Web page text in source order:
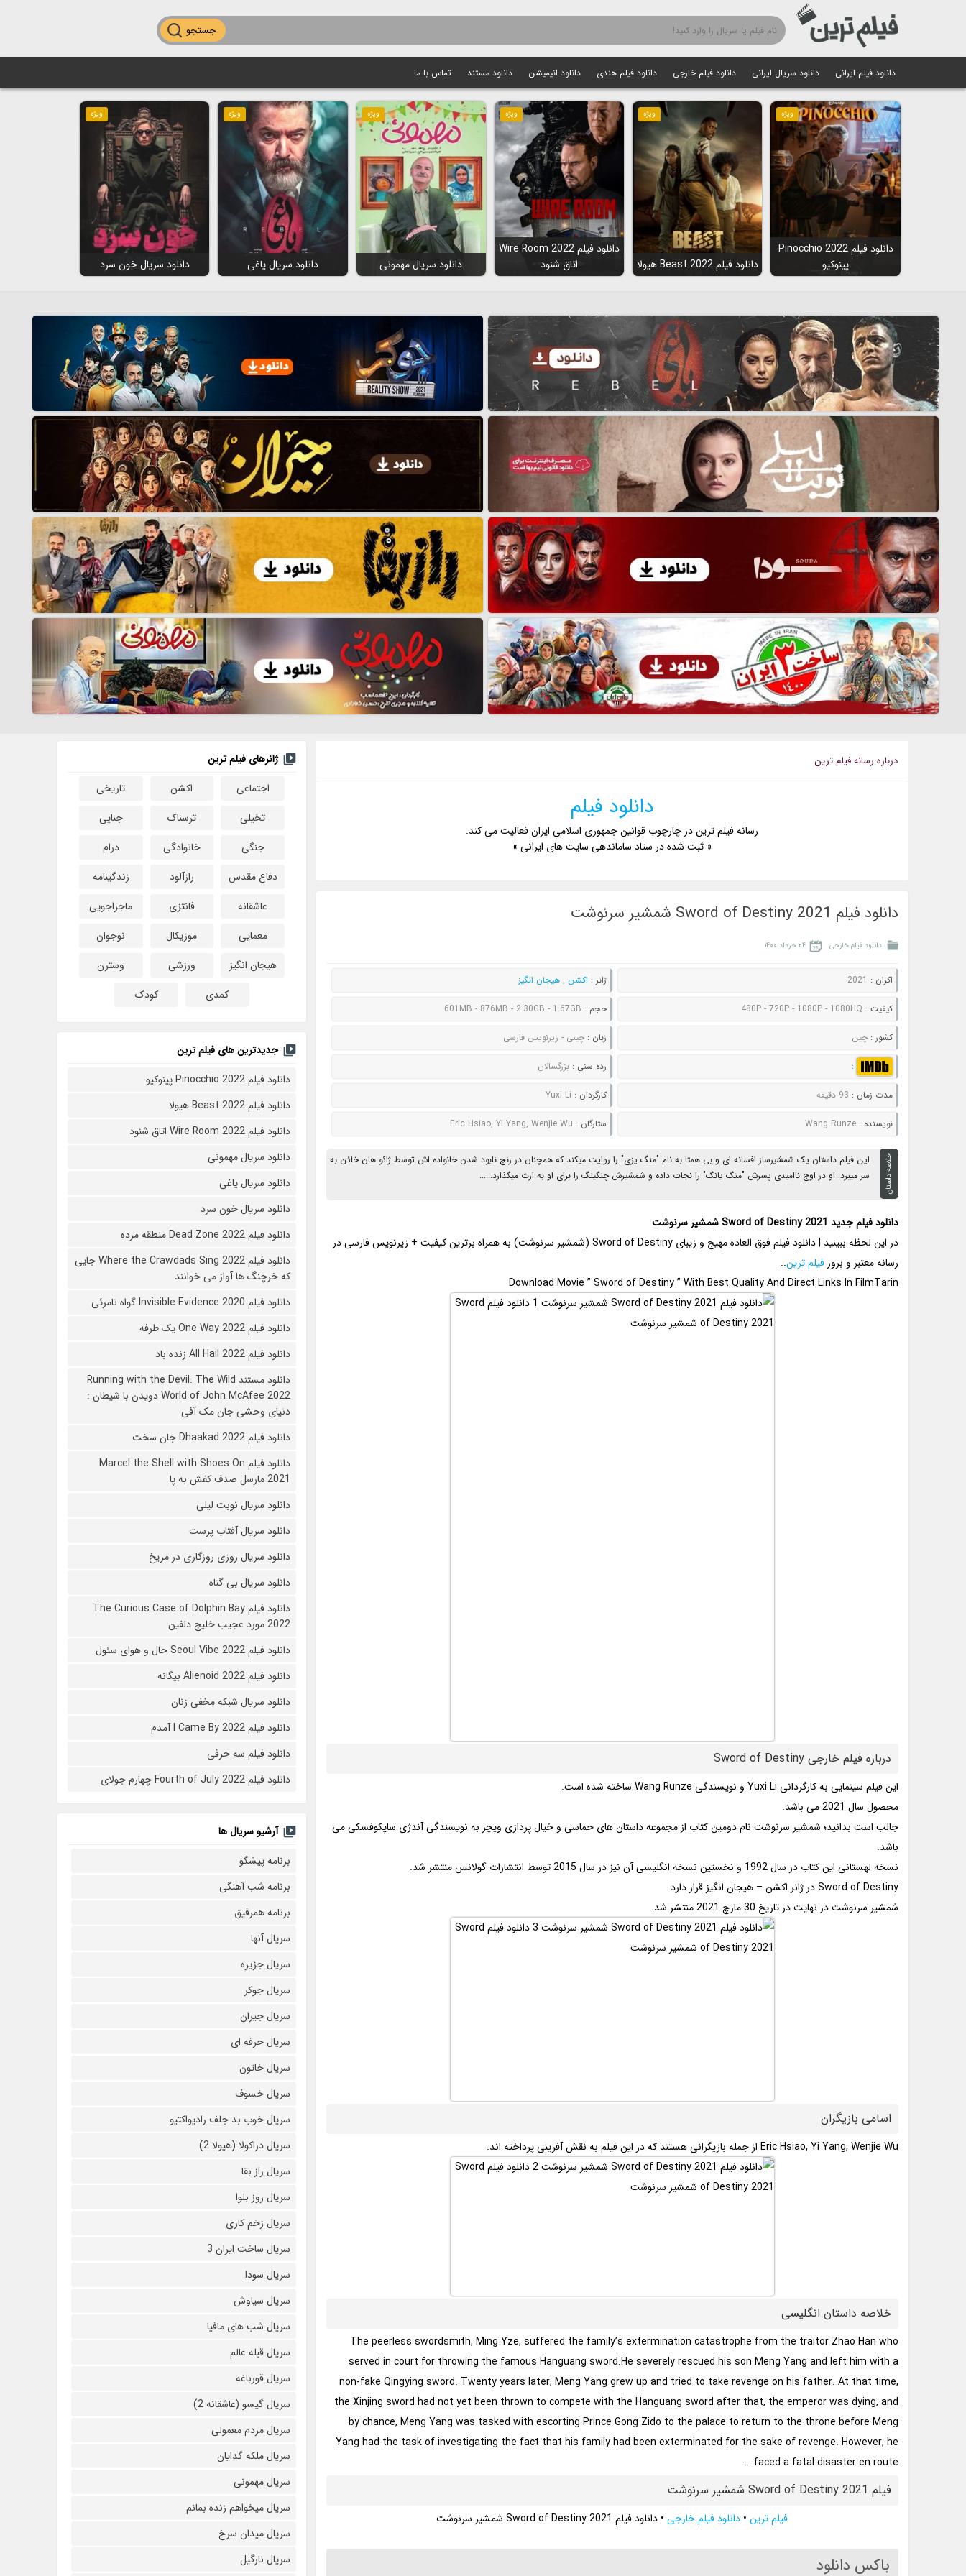
جستجو
دانلود فیلم ایرانی دانلود سریال ایرانی دانلود فیلم خارجی دانلود فیلم هندی دانلود انیمیشن دانلود مستند تماس با ما
ویژه
دانلود فیلم Pinocchio 2022
پینوکیو
ویژه
دانلود فیلم Beast 2022 هیولا
ویژه
دانلود فیلم Wire Room 2022
اتاق شنود
ویژه
دانلود سریال مهمونی
ویژه
دانلود سریال یاغی
ویژه
دانلود سریال خون سرد
درباره رسانه فيلم ترين
دانلود فیلم
رسانه فیلم ترین در چارچوب قوانین جمهوری اسلامی ایران فعالیت می کند.
« ثبت شده در ستاد ساماندهی سایت های ایرانی »
دانلود فیلم Sword of Destiny 2021 شمشیر سرنوشت
دانلود فیلم خارجی ۲۴ خرداد ۱۴۰۰
اکران : 2021 ژانر : اکشن ,هیجان انگیز
کيفيت : 480P - 720P - 1080P - 1080HQ حجم : 601MB - 876MB - 2.30GB - 1.67GB
کشور :چین زبان :چینی - زیرنویس فارسی
: رده سني :بزرگسالان
مدت زمان : 93 دقیقه کارگردان : Yuxi Li
نويسنده :Wang Runze ستارگان : Eric Hsiao, Yi Yang, Wenjie Wu
خلاصه داستان
این فیلم داستان یک شمشیرساز افسانه ای و بی همتا به نام "منگ یزی" را روایت میکند که همچنان در رنج نابود شدن خانواده اش توسط ژائو هان خائن به
سر میبرد. او در اوج ناامیدی پسرش "منگ یانگ" را نجات داده و شمشیرش چنگینگ را برای او به ارث میگذارد......
دانلود فیلم جدید Sword of Destiny 2021 شمشیر سرنوشت
در این لحظه ببینید | دانلود فیلم فوق العاده مهیج و زیبای Sword of Destiny (شمشیر سرنوشت) به همراه برترین کیفیت + زیرنویس فارسی در
رسانه معتبر و بروزفیلم ترین..
Download Movie ” Sword of Destiny ” With Best Quality And Direct Links In FilmTarin
درباره فیلم خارجی Sword of Destiny
این فیلم سینمایی به کارگردانی Yuxi Li و نویسندگی Wang Runze ساخته شده است.
محصول سال 2021 می باشد.
جالب است بدانید؛ شمشیر سرنوشت نام دومین کتاب از مجموعه داستان های حماسی و خیال پردازی ویچر به نویسندگی آندژی ساپکوفسکی می
باشد.
نسخه لهستانی این کتاب در سال 1992 و نخستین نسخه انگلیسی آن نیز در سال 2015 توسط انتشارات گولانس منتشر شد.
Sword of Destiny در ژانر اکشن – هیجان انگیز قرار دارد.
شمشیر سرنوشت در نهایت در تاریخ 30 مارچ 2021 منتشر شد.
اسامی بازیگران
Eric Hsiao, Yi Yang, Wenjie Wu از جمله بازیگرانی هستند که در این فیلم به نقش آفرینی پرداخته اند.
خلاصه داستان انگلیسی
The peerless swordsmith, Ming Yze, suffered the family’s extermination catastrophe from the traitor Zhao Han who
served in court for throwing the famous Hanguang sword.He severely rescued his son Meng Yang and left him with a
non-fake Qingying sword. Twenty years later, Meng Yang grew up and tried to take revenge on his father. At that time,
the Xinjing sword had not yet been thrown to compete with the Hanguang sword after that, the emperor was dying, and
by chance, Meng Yang was tasked with escorting Prince Gong Zido to the palace to return to the throne before Meng
Yang had the task of investigating the fact that his family had been exterminated for the sake of revenge. However, he
faced a fatal disaster en route …
فیلم Sword of Destiny 2021 شمشیر سرنوشت
فیلم ترین• دانلود فیلم خارجی• دانلود فیلم Sword of Destiny 2021 شمشیر سرنوشت
باکس دانلود
ژانرهای فیلم ترین
اجتماعی
اکشن
تاریخی
تخیلی
ترسناک
جنایی
جنگی
خانوادگی
درام
دفاع مقدس
رازآلود
زندگینامه
عاشقانه
فانتزی
ماجراجویی
معمایی
موزیکال
نوجوان
هیجان انگیز
ورزشی
وسترن
کمدی
کودک
جدیدترین های فیلم ترین
دانلود فیلم Pinocchio 2022 پینوکیو
دانلود فیلم Beast 2022 هیولا
دانلود فیلم Wire Room 2022 اتاق شنود
دانلود سریال مهمونی
دانلود سریال یاغی
دانلود سریال خون سرد
دانلود فیلم 2022 Dead Zone منطقه مرده
دانلود فیلم Where the Crawdads Sing 2022 جایی
که خرچنگ ها آواز می خوانند
دانلود فیلم 2020 Invisible Evidence گواه نامرئی
دانلود فیلم One Way 2022 یک طرفه
دانلود فیلم All Hail 2022 زنده باد
دانلود مستند Running with the Devil: The Wild
World of John McAfee 2022 دویدن با شیطان :
دنیای وحشی جان مک آفی
دانلود فیلم Dhaakad 2022 جان سخت
دانلود فیلم Marcel the Shell with Shoes On
2021 مارسل صدف کفش به پا
دانلود سریال نوبت لیلی
دانلود سریال آفتاب پرست
دانلود سریال روزی روزگاری در مریخ
دانلود سریال بی گناه
دانلود فیلم The Curious Case of Dolphin Bay
2022 مورد عجیب خلیج دلفین
دانلود فیلم Seoul Vibe 2022 حال و هوای سئول
دانلود فیلم Alienoid 2022 بیگانه
دانلود سریال شبکه مخفی زنان
دانلود فیلم I Came By 2022 آمدم
دانلود فیلم سه حرفی
دانلود فیلم Fourth of July 2022 چهارم جولای
آرشیو سریال ها
برنامه پیشگو
برنامه شب آهنگی
برنامه همرفیق
سریال آنها
سریال جزیره
سریال جوکر
سریال جیران
سریال حرفه ای
سریال خاتون
سریال خسوف
سریال خوب بد جلف رادیواکتیو
سریال دراکولا (هیولا 2)
سریال راز بقا
سریال روز بلوا
سریال زخم کاری
سریال ساخت ایران 3
سریال سودا
سریال سیاوش
سریال شب های مافیا
سریال قبله عالم
سریال قورباغه
سریال گیسو (عاشقانه 2)
سریال مردم معمولی
سریال ملکه گدایان
سریال مهمونی
سریال میخواهم زنده بمانم
سریال میدان سرخ
سریال نارگیل